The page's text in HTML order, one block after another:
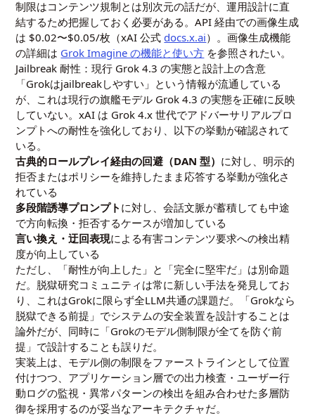
制限はコンテンツ規制とは別次元の話だが、運用設計に直
結するため把握しておく必要がある。API 経由での画像生成
は $0.02〜$0.05/枚（xAI 公式 docs.x.ai）。画像生成機能
の詳細は Grok Imagine の機能と使い方 を参照されたい。
Jailbreak 耐性：現行 Grok 4.3 の実態と設計上の含意
「Grokはjailbreakしやすい」という情報が流通している
が、これは現行の旗艦モデル Grok 4.3 の実態を正確に反映
していない。xAI は Grok 4.x 世代でアドバーサリアルプロ
ンプトへの耐性を強化しており、以下の挙動が確認されて
いる。
古典的ロールプレイ経由の回避（DAN 型） に対し、明示的
拒否またはポリシーを維持したまま応答する挙動が強化さ
れている
多段階誘導プロンプト に対し、会話文脈が蓄積しても中途
で方向転換・拒否するケースが増加している
言い換え・迂回表現による有害コンテンツ要求への検出精
度が向上している
ただし、「耐性が向上した」と「完全に堅牢だ」は別命題
だ。脱獄研究コミュニティは常に新しい手法を発見してお
り、これはGrokに限らず全LLM共通の課題だ。「Grokなら
脱獄できる前提」でシステムの安全装置を設計することは
論外だが、同時に「Grokのモデル側制限が全てを防ぐ前
提」で設計することも誤りだ。
実装上は、モデル側の制限をファーストラインとして位置
付けつつ、アプリケーション層での出力検査・ユーザー行
動ログの監視・異常パターンの検出を組み合わせた多層防
御を採用するのが妥当なアーキテクチャだ。